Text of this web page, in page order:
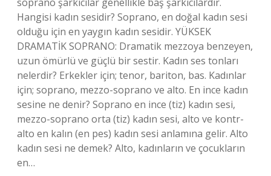
Hangisi kadın sesidir? Soprano, en doğal kadın sesi
olduğu için en yaygın kadın sesidir. YÜKSEK
DRAMATİK SOPRANO: Dramatik mezzoya benzeyen,
uzun ömürlü ve güçlü bir sestir. Kadın ses tonları
nelerdir? Erkekler için; tenor, bariton, bas. Kadınlar
için; soprano, mezzo-soprano ve alto. En ince kadın
sesine ne denir? Soprano en ince (tiz) kadın sesi,
mezzo-soprano orta (tiz) kadın sesi, alto ve kontr-
alto en kalın (en pes) kadın sesi anlamına gelir. Alto
kadın sesi ne demek? Alto, kadınların ve çocukların
en…